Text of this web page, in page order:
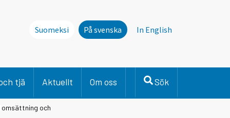
Suomeksi På svenska In English
tjä Aktuellt Om oss Sök
och